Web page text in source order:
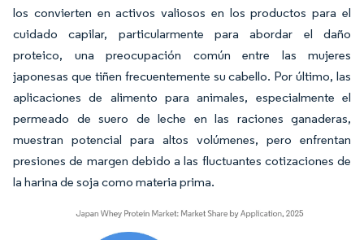
los convierten en activos valiosos en los productos para el
cuidado capilar, particularmente para abordar el daño
proteico, una preocupación común entre las mujeres
japonesas que tiñen frecuentemente su cabello. Por último, las
aplicaciones de alimento para animales, especialmente el
permeado de suero de leche en las raciones ganaderas,
muestran potencial para altos volúmenes, pero enfrentan
presiones de margen debido a las fluctuantes cotizaciones de
la harina de soja como materia prima.